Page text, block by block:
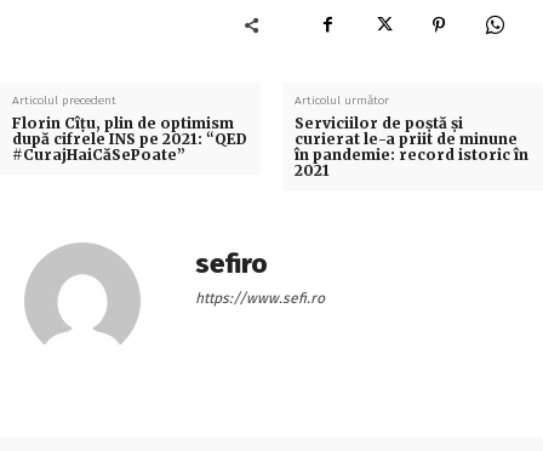
Articolul precedent
Florin Cîțu, plin de optimism
după cifrele INS pe 2021: “QED
#CurajHaiCăSePoate”
Articolul următor
Serviciilor de poștă și
curierat le-a priit de minune
în pandemie: record istoric în
2021
sefiro
https://www.sefi.ro